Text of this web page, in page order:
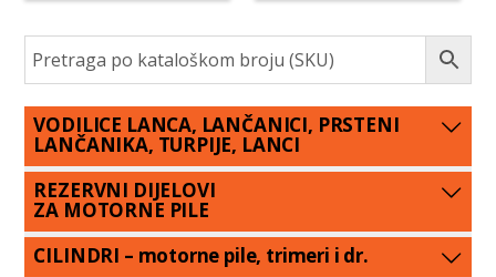
VODILICE LANCA, LANČANICI, PRSTENI
LANČANIKA, TURPIJE, LANCI
REZERVNI DIJELOVI
ZA MOTORNE PILE
CILINDRI – motorne pile, trimeri i dr.